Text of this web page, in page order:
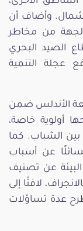
وأضاف أن
من مخاطر
الصيد البحري
عجلة التنمية
الأندلس ضمن
أولوية خاصة،
الشباب. كما
عن أسباب
البيئة عن تصنيف
لافتًا إلى
مليار دينار تطرح عدة تساؤلات